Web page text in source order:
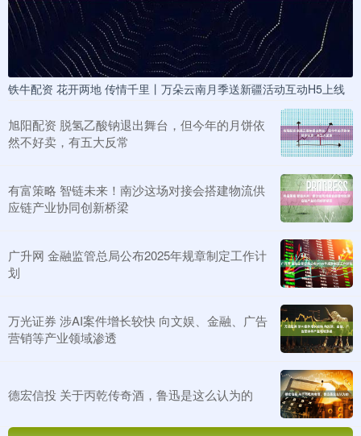
铁牛配资 花开两地 传情千里丨万朵云南月季送新疆活动互动H5上线
旭阳配资 脱氢乙酸钠退出舞台，但今年的月饼依
然不好卖，有五大反常
有富策略 智链未来！南沙这场对接会搭建物流供
应链产业协同创新桥梁
广升网 金融监管总局公布2025年规章制定工作计
划
万光证券 涉AI案件增长较快 向文娱、金融、广告
营销等产业领域渗透
德宏信投 关于丙乾传奇酒，鲁迅是这么认为的